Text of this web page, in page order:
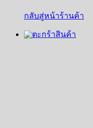
กลับสู่หน้าร้านค้า